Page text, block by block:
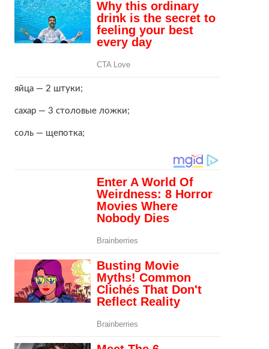
яйца — 2 штуки;
сахар — 3 столовые ложки;
соль — щепотка;